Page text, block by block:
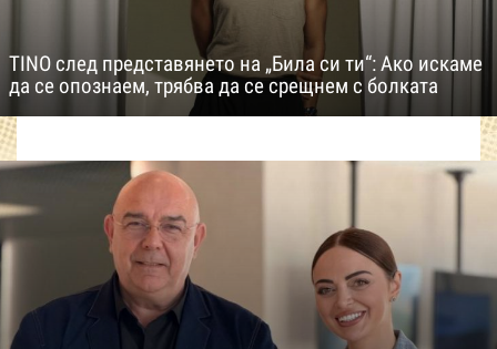
TINO след представянето на „Била си ти“: Ако искаме
да се опознаем, трябва да се срещнем с болката